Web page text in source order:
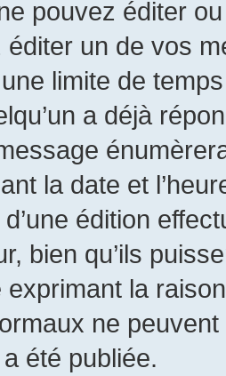
pouvez éditer
éditer un de vos
limite de
a déjà
la date et
d’une édition
bien qu’ils
exprimant la
ne
été publiée.